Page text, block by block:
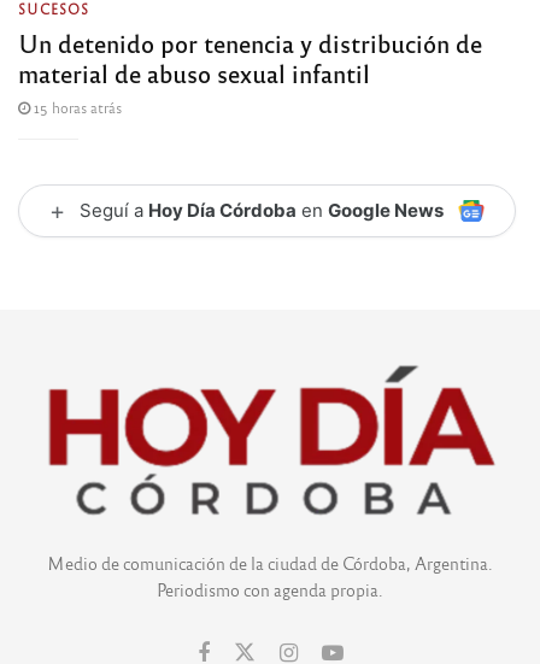
SUCESOS
Un detenido por tenencia y distribución de
material de abuso sexual infantil
15 horas atrás
+ Seguí a Hoy Día Córdoba en Google News
Medio de comunicación de la ciudad de Córdoba, Argentina.
Periodismo con agenda propia.